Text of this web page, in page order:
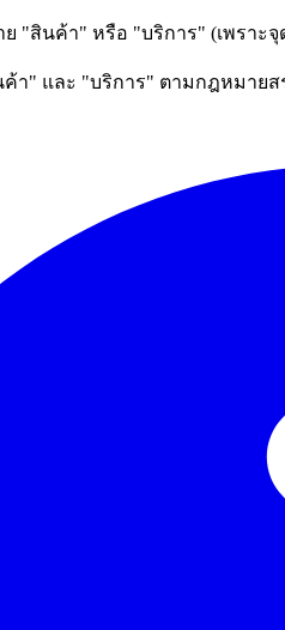
"สินค้า" หรือ "บริการ" (เพราะ
ค้า" และ "บริการ" ตามกฎหมาย